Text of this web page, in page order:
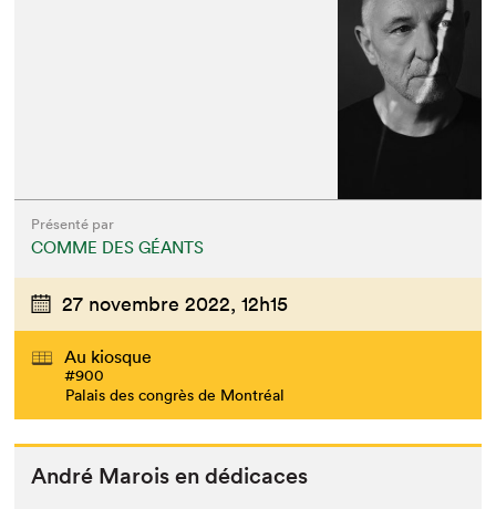
Présenté par
COMME DES GÉANTS
27 novembre 2022, 12h15
Au kiosque
#900
Palais des congrès de Montréal
André Marois en dédicaces